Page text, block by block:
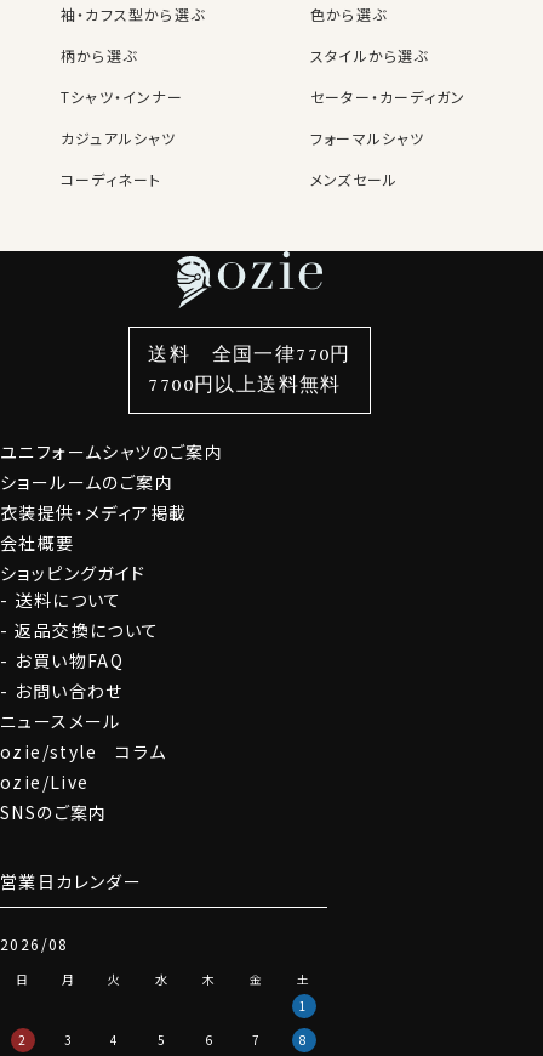
S-37～LL-43・3L-45･4L-47cm / トールM-88・L-90・
LL-90cm・全１２サイズにてご用意。(サイズ表C)
スポット商品につき再入荷はございませんのでご了承く
袖・カフス型から選ぶ
色から選ぶ
柄から選ぶ
スタイルから選ぶ
Tシャツ・インナー
セーター・カーディガン
カジュアルシャツ
フォーマルシャツ
コーディネート
メンズセール
袖・カフス型から選ぶ
色から選ぶ
柄から選ぶ
スタイルから選ぶ
カジュアルシャツ
定番シャツ
カフスボタン
サスペンダー
財布・名刺入れ
バッグ
ストール・マフラー
グローブ
ユニフォームシャツのご案内
ショールームのご案内
衣装提供・メディア掲載
会社概要
ショッピングガイド
送料について
返品交換について
お買い物FAQ
お問い合わせ
ニュースメール
ozie/style コラム
ozie/Live
SNSのご案内
営業日カレンダー
2026/08
日 月 火 水 木 金
土
1
2
3 4 5 6 7
8
送料 全国一律770円
7700円以上送料無料